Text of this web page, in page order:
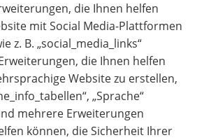
die Ihnen helfen
mit Social Media-Plattformen
z. B. „social_media_links“
die Ihnen helfen
Website zu erstellen,
„Sprache“
mehrere Erweiterungen
können, die Sicherheit Ihrer